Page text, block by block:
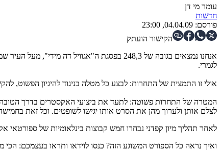
עומר מי דן
חדשות
פורסם: 04.04.09, 23:00
הקישור הועתק
אנחנו נמצאים בגובה של 248,3 בפסגת
לגמרי.
אולי זו התמצית של התחרות: לבצע כל מטלה בניגוד להיגיון
המטרה של התחרות פשוטה: לתעד את ביצועי האקסטרים בדרך הטובה
לצלם אותן ולערוך מהן את הסרט אותו יגישו לשופטים. וכל זאת
לאחר תהליך מיון קפדני נבחרו חמש קבוצות בינלאומיות של ספורטאי
ואיך נראה כל הספורט המשוגע הזה? כנסו לוידאו ותראו בעצמכם: הכי